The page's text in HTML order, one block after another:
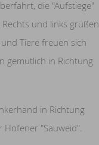
die "Aufstiege"
und links grüßen
Tiere freuen sich
gemütlich in Richtung
in Richtung
"Sauweid".